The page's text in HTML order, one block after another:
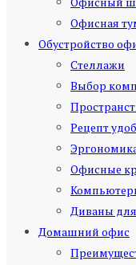
Офисная
Обустройство
Стеллажи
Выбор
Рецепт
Офисные
Диваны
Домашний офис